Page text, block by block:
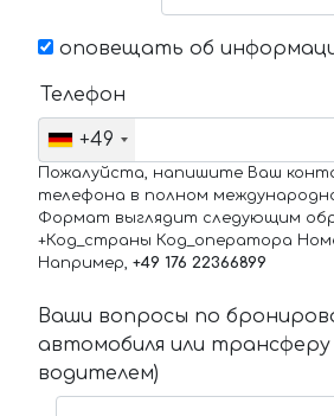
оповещать об
Телефон
+49
Пожалуйста, напишите Ваш
телефона в полном
Формат выглядит следующим
+Код_страны Код_оператора
Например, +49 176 22366899
Ваши вопросы по
автомобиля или
водителем)